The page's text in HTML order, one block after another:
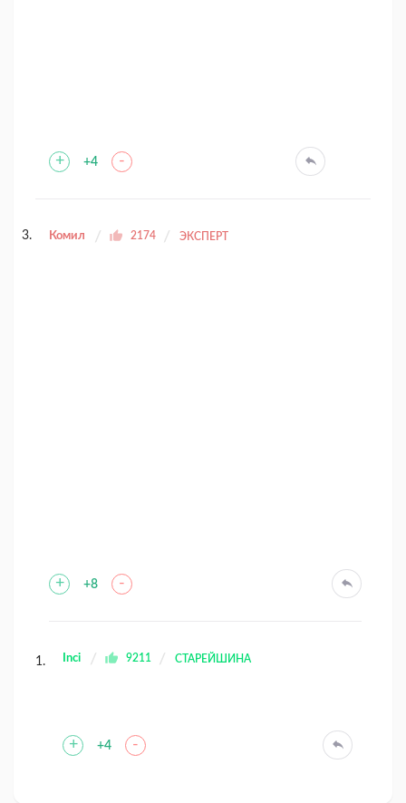
+ +4 -
Комил 2174 ЭКСПЕРТ
+ +8 -
Inci 9211 СТАРЕЙШИНА
+ +4 -